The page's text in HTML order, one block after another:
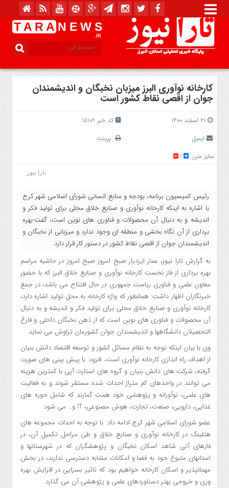
T A R A N E W S
.IR
کارخانه نوآوری البرز میزبان نخبگان و اندیشمندان
جوان از اقصی نقاط کشور است
۲۱ اسفند ۱۴۰۰
کد خبر 15109
ایمیل
پرینت
سایز متن
/
تارا نیوز
رئیس کمیسیون برنامه، بودجه و منابع انسانی شورای اسلامی شهر کرج
با اشاره به اینکه کارخانه نوآوری و صنایع خلاق محلی برای تولید فکر و
اندیشه و به دنبال آن محصولات و فناوری های نوین است، گفت:بهره
برداری از آن نگاه بخشی و منطقه ای وجود ندارد و میزبانی از نخبگان و
اندیشمندان جوان از اقصی نقاط کشور در دستور کار قرار دارد.
به گزارش تارا نیوز، عمار ایزدیار صبح امروز صبح امروز در حاشیه مراسم
بهره برداری از فاز نخست کارخانه نوآوری و صنایع خلاق البرز که با حضور
معاون علمی و فناوری ریاست جمهوری در حال افتتاح می باشد، در جمع
خبرنگاران اظهار داشت: همانطور که واژه کارخانه به محل تولید اشاره دارد،
کارخانه نوآوری و صنایع خلاق محلی برای تولید فکر و اندیشه و به دنبال
آن محصولات و فناوری های نوین است که از ذهن نخبگان داخلی و فارغ
التحصیلان دانشگاهها و اندیشمندان جوان کشورمان تراوش می نماید.
وی با بیان اینکه توجه به نظام مسائل کشور و توسعه اقتصاد دانش بنیان
از اهداف راه اندازی کارخانه نوآوری است، افزود: با پیش بینی های صورت
گرفته، شرکت های دانش بنیان و گروه های استارت آپی با کمترین هزینه
می توانند در واحدهای کم متراژ احداث شده مستقر شوند و به فعالیت
های علمی، نوآورانه و پژوهشی خود همت گمارند که شامل حوزه های
غذایی، دارویی، صنعت، تجارت، هوش مصنوعی، IT و… می شود.
عضو شورای اسلامی شهر کرج ادامه داد: با توجه به احداث مجموعه های
هتلینگ در کارخانه نوآوری و صنایع خلاق و طی مراحل تکمیلِ آن، در
فازهای آتی شاهد اسکان نخبگان و پژوهشگران که در شهرستانها و
استانهای متبوع خود به فضا و امکانات مشابه دسترسی ندارند، در بخش
مهمانپذیر و اسکان کارخانه خواهیم بود که تاثیر بسزایی در افزایش بهره
وری و خروجی بهتر دستاوردهای علمی و پژوهشی آن می گذارد.